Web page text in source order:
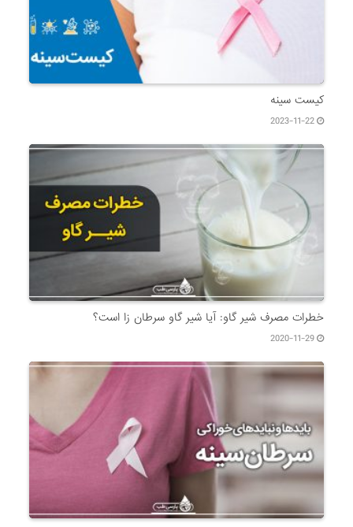
کیست سینه
2023-11-22
خطرات مصرف شیر گاو: آیا شیر گاو سرطان زا است؟
2020-11-29